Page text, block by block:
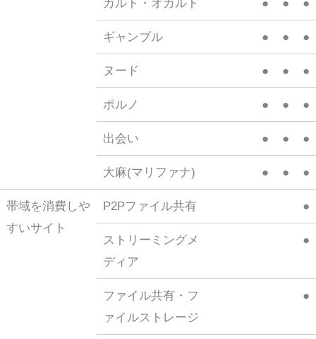
カルト・オカルト ● ● ●
ギャンブル ● ● ●
ヌード ● ● ●
ポルノ ● ● ●
出会い ● ● ●
大麻(マリファナ) ● ● ●
帯域を消費しや
すいサイト
P2Pファイル共有 ●
ストリーミングメ
ディア
●
ファイル共有・フ
ァイルストレージ
●